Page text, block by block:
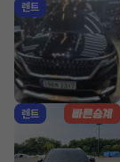
렌트
렌트